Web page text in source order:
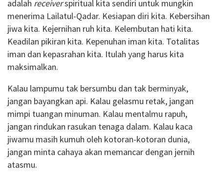
adalah receiverspiritual kita sendiri untuk mungkin
menerima Lailatul-Qadar. Kesiapan diri kita. Kebersihan
jiwa kita. Kejernihan ruh kita. Kelembutan hati kita.
Keadilan pikiran kita. Kepenuhan iman kita. Totalitas
iman dan kepasrahan kita. Itulah yang harus kita
maksimalkan.
Kalau lampumu tak bersumbu dan tak berminyak,
jangan bayangkan api. Kalau gelasmu retak, jangan
mimpi tuangan minuman. Kalau mentalmu rapuh,
jangan rindukan rasukan tenaga dalam. Kalau kaca
jiwamu masih kumuh oleh kotoran-kotoran dunia,
jangan minta cahaya akan memancar dengan jernih
atasmu.